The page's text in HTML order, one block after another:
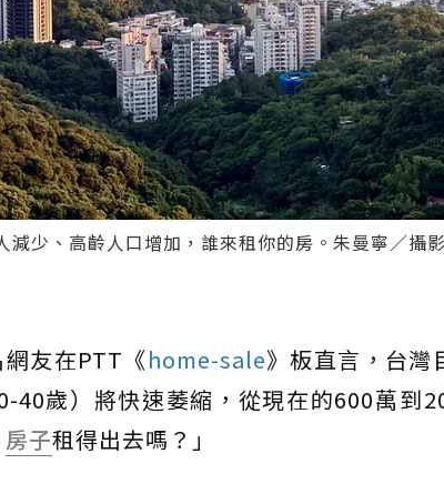
減少、高齡人口增加，誰來租你的房。朱曼寧／攝影
友在PTT《home-sale》板直言，台灣
40歲）將快速萎縮，從現在的600萬
房子租得出去嗎？」